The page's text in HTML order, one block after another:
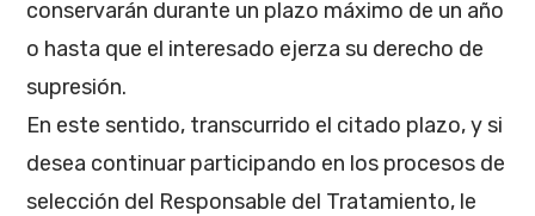
conservarán durante un plazo máximo de un año
o hasta que el interesado ejerza su derecho de
supresión.
En este sentido, transcurrido el citado plazo, y si
desea continuar participando en los procesos de
selección del Responsable del Tratamiento, le